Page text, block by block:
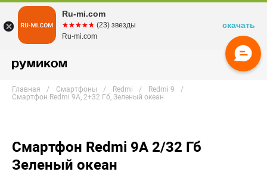
Главная Смартфоны Redmi
Redmi 9
Смартфон Redmi 9A, 2+32 Гб, Зеленый океан
Смартфон Redmi 9A 2/32 Гб
Зеленый океан
Ru-mi.com
☆☆☆☆☆
★★★★★ (23) звезды
Ru-mi.com
скачать